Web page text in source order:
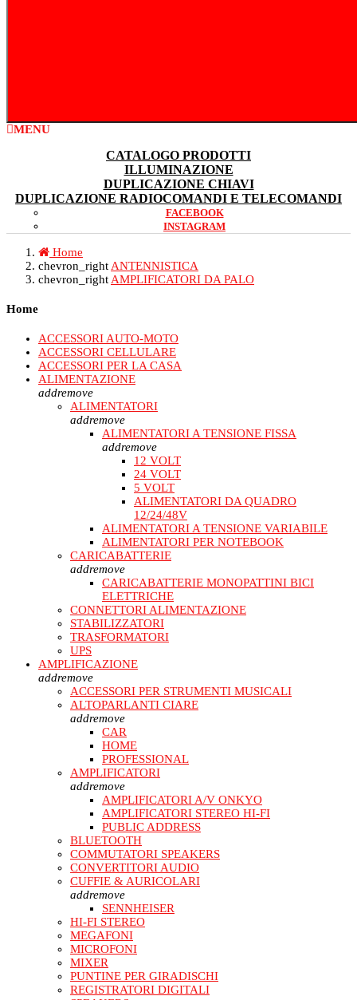
MENU
CATALOGO PRODOTTI
ILLUMINAZIONE
DUPLICAZIONE CHIAVI
DUPLICAZIONE RADIOCOMANDI E TELECOMANDI
FACEBOOK
INSTAGRAM
Home
chevron_rightANTENNISTICA
chevron_rightAMPLIFICATORI DA PALO
Home
ACCESSORI AUTO-MOTO
ACCESSORI CELLULARE
ACCESSORI PER LA CASA
ALIMENTAZIONE
addremove
ALIMENTATORI
addremove
ALIMENTATORI A TENSIONE FISSA
addremove
12 VOLT
24 VOLT
5 VOLT
ALIMENTATORI DA QUADRO
12/24/48V
ALIMENTATORI A TENSIONE VARIABILE
ALIMENTATORI PER NOTEBOOK
CARICABATTERIE
addremove
CARICABATTERIE MONOPATTINI BICI
ELETTRICHE
CONNETTORI ALIMENTAZIONE
STABILIZZATORI
TRASFORMATORI
UPS
AMPLIFICAZIONE
addremove
ACCESSORI PER STRUMENTI MUSICALI
ALTOPARLANTI CIARE
addremove
CAR
HOME
PROFESSIONAL
AMPLIFICATORI
addremove
AMPLIFICATORI A/V ONKYO
AMPLIFICATORI STEREO HI-FI
PUBLIC ADDRESS
BLUETOOTH
COMMUTATORI SPEAKERS
CONVERTITORI AUDIO
CUFFIE & AURICOLARI
addremove
SENNHEISER
HI-FI STEREO
MEGAFONI
MICROFONI
MIXER
PUNTINE PER GIRADISCHI
REGISTRATORI DIGITALI